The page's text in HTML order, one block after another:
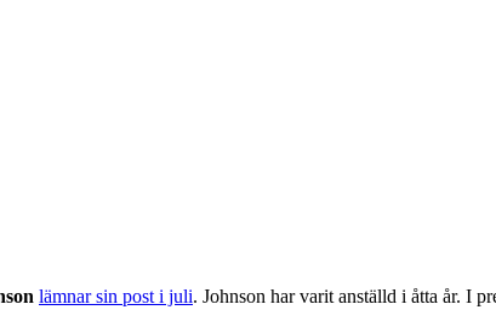
lämnar sin post i juli. Johnson har varit anställd i åtta år. I